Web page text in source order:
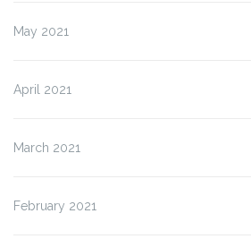
May 2021
April 2021
March 2021
February 2021